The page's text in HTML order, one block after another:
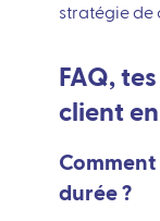
stratégie de
FAQ,
client
durée ?